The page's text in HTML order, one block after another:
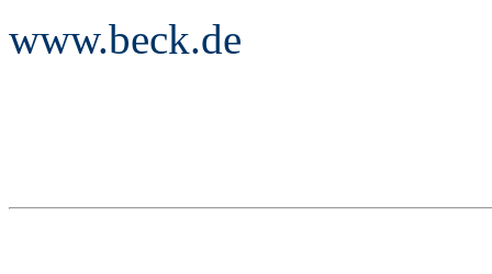
www.beck.de